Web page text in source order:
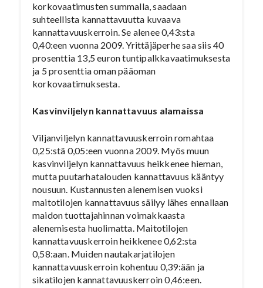
korkovaatimusten summalla, saadaan
suhteellista kannattavuutta kuvaava
kannattavuuskerroin. Se alenee 0,43:sta
0,40:een vuonna 2009. Yrittäjäperhe saa siis 40
prosenttia 13,5 euron tuntipalkkavaatimuksesta
ja 5 prosenttia oman pääoman
korkovaatimuksesta.
Kasvinviljelyn kannattavuus alamaissa
Viljanviljelyn kannattavuuskerroin romahtaa
0,25:stä 0,05:een vuonna 2009. Myös muun
kasvinviljelyn kannattavuus heikkenee hieman,
mutta puutarhatalouden kannattavuus kääntyy
nousuun. Kustannusten alenemisen vuoksi
maitotilojen kannattavuus säilyy lähes ennallaan
maidon tuottajahinnan voimakkaasta
alenemisesta huolimatta. Maitotilojen
kannattavuuskerroin heikkenee 0,62:sta
0,58:aan. Muiden nautakarjatilojen
kannattavuuskerroin kohentuu 0,39:ään ja
sikatilojen kannattavuuskerroin 0,46:een.